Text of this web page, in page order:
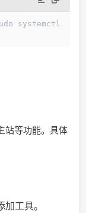
站等功能。具体
工具。